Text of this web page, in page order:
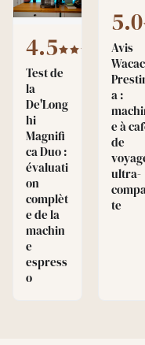
4.5
Test de
la
De'Long
hi
Magnifi
ca Duo :
évaluati
on
complèt
e de la
machin
e
espress
o
5.0
Avis
a :
e à
de
ultra-
te